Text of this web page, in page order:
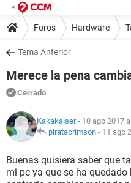
Foros Hardware
Tema Anterior
Merece la pena
Cerrado
Kakakaiser- 10 ago 2017
piratacrimson - 11 ago
Buenas quisiera saber que
mi pc ya que se ha